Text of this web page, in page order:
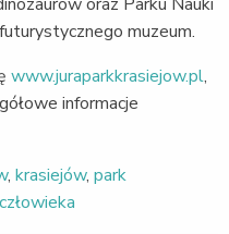
muzeum.
www.juraparkkrasiejow.pl,
informacje
, krasiejów, park